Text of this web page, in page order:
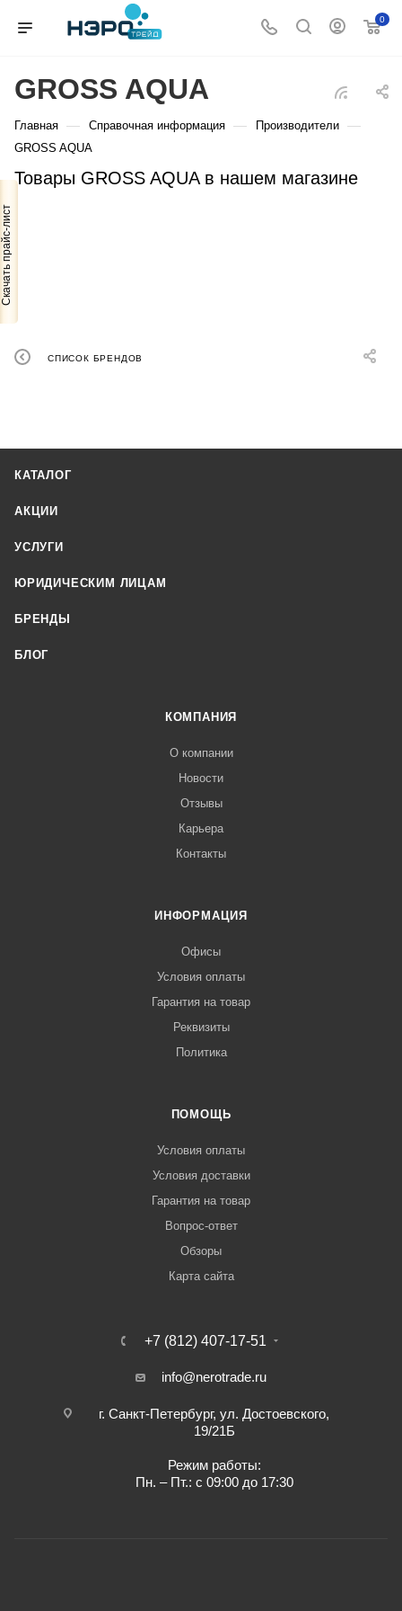
0
GROSS AQUA
Главная — Справочная информация — Производители —
GROSS AQUA
Товары GROSS AQUA в нашем магазине
СПИСОК БРЕНДОВ
Скачать прайс-лист
КАТАЛОГ
АКЦИИ
УСЛУГИ
ЮРИДИЧЕСКИМ ЛИЦАМ
БРЕНДЫ
БЛОГ
КОМПАНИЯ
О компании
Новости
Отзывы
Карьера
Контакты
ИНФОРМАЦИЯ
Офисы
Условия оплаты
Гарантия на товар
Реквизиты
Политика
ПОМОЩЬ
Условия оплаты
Условия доставки
Гарантия на товар
Вопрос-ответ
Обзоры
Карта сайта
+7 (812) 407-17-51
info@nerotrade.ru
г. Санкт-Петербург, ул. Достоевского,
19/21Б
Режим работы:
Пн. – Пт.: с 09:00 до 17:30